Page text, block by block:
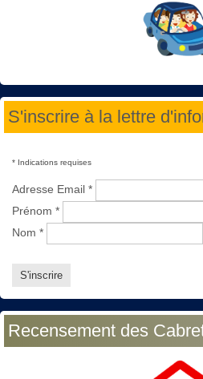
S'inscrire à la lettre
* Indications requises
Adresse Email *
Prénom *
Nom *
Recensement des